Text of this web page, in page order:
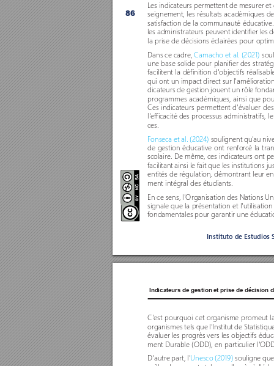
Les indicateurs permettent de mesurer
seignement, les résultats académiques
satisfaction de la communauté
les administrateurs peuvent identifier les
la prise de décisions éclairées pour
Dans ce cadre, Camacho et al. (2021)
une base solide pour planifier des
facilitent la définition d'objectifs
qui ont un impact direct sur
dicateurs de gestion jouent un rôle
programmes académiques, ainsi que
Ces indicateurs permettent d'évaluer
l'efficacité des processus administratifs,
ces.
Fonseca et al. (2024) soulignent qu'au
de gestion éducative ont renforcé la
scolaire. De même, ces indicateurs ont
facilitant ainsi le fait que les institutions
entités de régulation, démontrant leur
ment intégral des étudiants.
En ce sens, l'Organisation des Nations
signale que la présentation et
fondamentales pour garantir une
Instituto de Estudios
86
Indicateurs de gestion et prise de décision
C'est pourquoi cet organisme promeut
organismes tels que l'Institut de
évaluer les progrès vers les objectifs
ment Durable (ODD), en particulier
D'autre part, l'Unesco (2019) souligne